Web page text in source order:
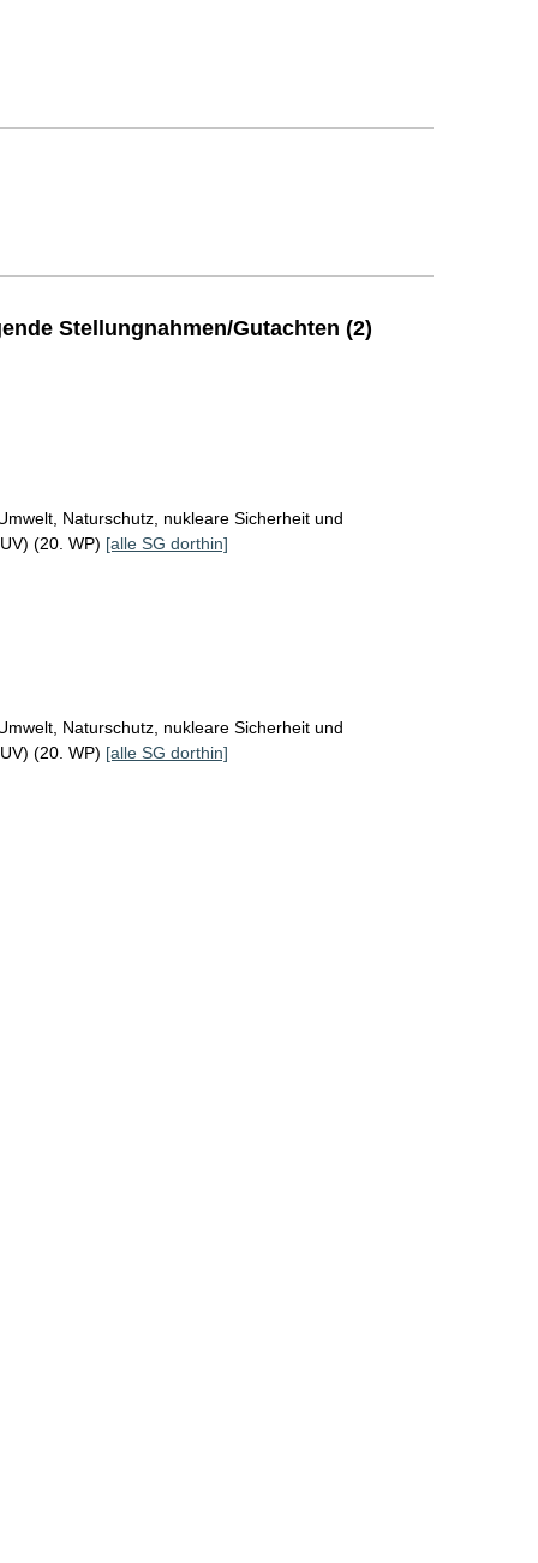
Stellungnahmen/Gutachten (2)
Naturschutz, nukleare Sicherheit und
(20. WP) [alle SG dorthin]
Naturschutz, nukleare Sicherheit und
(20. WP) [alle SG dorthin]